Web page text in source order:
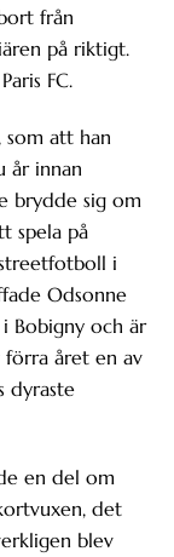
från
på riktigt.
FC.
att han
år innan
brydde sig om
spela på
i
Odsonne
Bobigny och är
förra året en av
dyraste
en del om
det
blev